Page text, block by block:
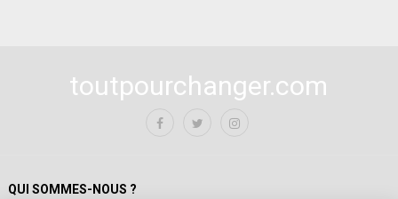
toutpourchanger.com
QUI SOMMES-NOUS ?